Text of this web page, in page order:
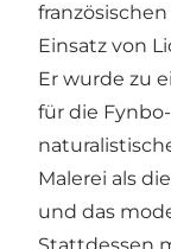
Einsatz von
Er wurde zu
für die
Malerei als
und das